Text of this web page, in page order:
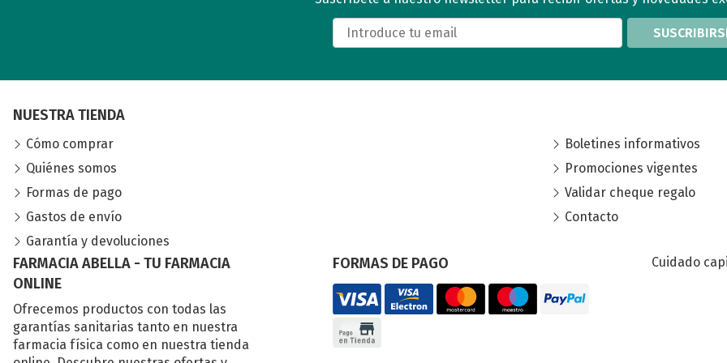
FARMACIA ABELLA - TU FARMACIA
ONLINE
Ofrecemos productos con todas las
garantías sanitarias tanto en nuestra
farmacia física como en nuestra tienda
FORMAS DE PAGO
NUESTRA TIENDA
Cómo comprar
Quiénes somos
Formas de pago
Gastos de envío
Garantía y devoluciones
Boletines informativos
Promociones vigentes
Validar cheque regalo
Contacto
Cuidado